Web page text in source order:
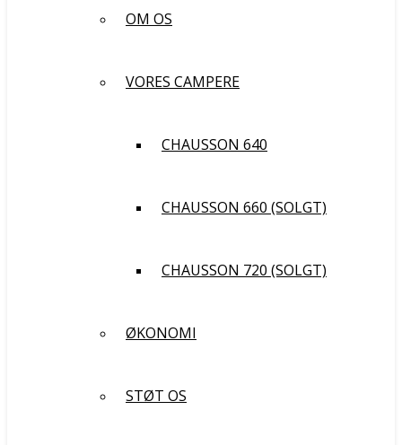
OM OS
VORES CAMPERE
CHAUSSON 640
CHAUSSON 660 (SOLGT)
CHAUSSON 720 (SOLGT)
ØKONOMI
STØT OS